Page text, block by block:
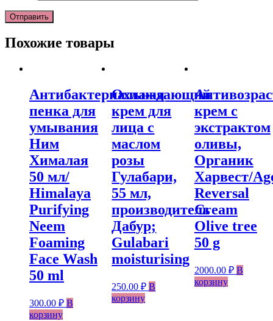
Похожие товары
Антибактериальная
пенка для
умывания
Ним
Хималая
50 мл/
Himalaya
Purifying
Neem
Foaming
Face Wash
50 ml
300.00 ₽ В
корзину
Охлаждающий
крем для
лица с
маслом
розы
Гулабари,
55 мл,
производитель
Дабур;
Gulabari
moisturising
250.00₽ В
корзину
крем с
экстрактом
оливы,
Органик
Харвест/
Reversal
Cream
Olive tree
50 g
2000.00 ₽ В
корзину